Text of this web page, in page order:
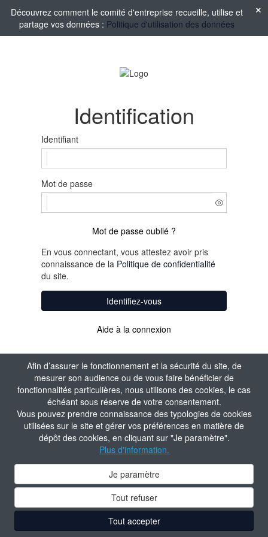
Afin d’assurer le fonctionnement et la sécurité du site, de
mesurer son audience ou de vous faire bénéficier de
fonctionnalités particulières, nous utilisons des cookies, le cas
échéant sous réserve de votre consentement.
Vous pouvez prendre connaissance des typologies de cookies
utilisées sur le site et gérer vos préférences en matière de
dépôt des cookies, en cliquant sur "Je paramètre".
Plus d'information.
Je paramètre
Tout refuser
Tout accepter
Découvrez comment le comité d'entreprise recueille, utilise et
partage vos données : Politique d'utilisation des données
Identification
Identifiant
Mot de passe
Mot de passe oublié ?
En vous connectant, vous attestez avoir pris
connaissance de la Politique de confidentialité
du site.
Identifiez-vous
Aide à la connexion